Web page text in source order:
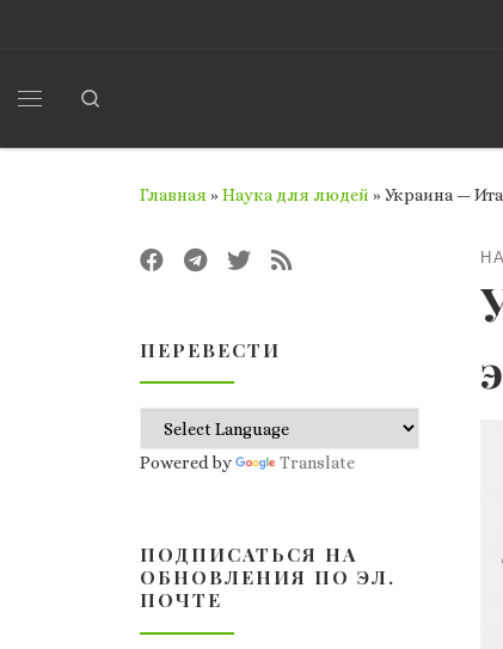
Главная »Наука для людей »Украина —
ПЕРЕВЕСТИ
Powered by Translate
ПОДПИСАТЬСЯ НА
ОБНОВЛЕНИЯ ПО ЭЛ.
ПОЧТЕ